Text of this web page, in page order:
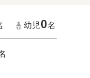
幼児0名